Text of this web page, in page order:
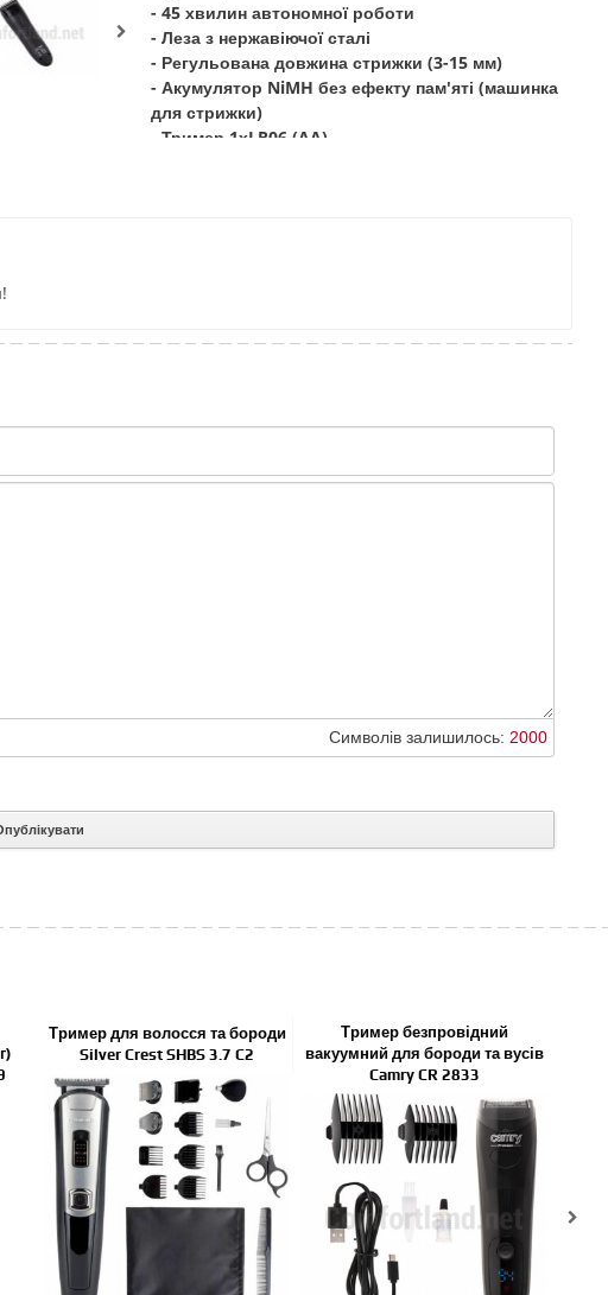
- 45 хвилин автономної роботи
- Леза з нержавіючої сталі
- Регульована довжина стрижки (3-15 мм)
- Акумулятор NiMH без ефекту пам'яті (машинка
для стрижки)
- Тример 1хLR06 (AA)
Символів залишилось: 2000
Тример для волосся та бороди
Silver Crest SHBS 3.7 C2
Тример безпровідний
вакуумний для бороди та вусів
Camry CR 2833